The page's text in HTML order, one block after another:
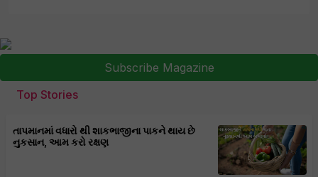
Subscribe Magazine
Top Stories
તાપમાનમાં વધારો થી શાકભાજીના પાકને થાય છે
નુકસાન, આમ કરો રક્ષણ